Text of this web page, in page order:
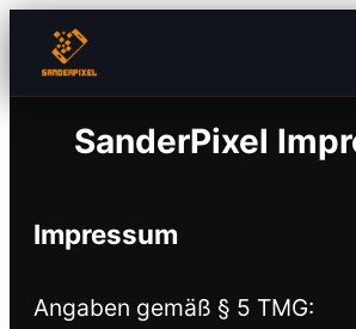
Zum
Inhalt
springen
SanderPixel
Impressum
Angaben gemäß § 5 TMG: